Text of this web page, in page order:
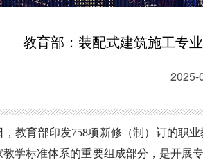
教育部：装配式建筑施工专
，教育部印发758项新修（制）订的职
教学标准体系的重要组成部分，是开展